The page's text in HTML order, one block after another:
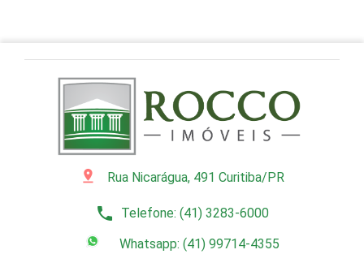
pin_drop Rua Nicarágua, 491 Curitiba/PR
phone Telefone: (41) 3283-6000
Whatsapp: (41) 99714-4355